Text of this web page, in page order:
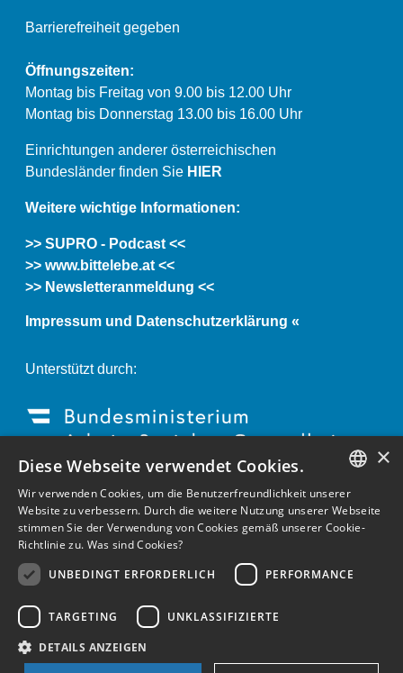
Barrierefreiheit gegeben
Öffnungszeiten:
Montag bis Freitag von 9.00 bis 12.00 Uhr
Montag bis Donnerstag 13.00 bis 16.00 Uhr
Einrichtungen anderer österreichischen
Bundesländer finden Sie HIER
Weitere wichtige Informationen:
>> SUPRO - Podcast <<
>> www.bittelebe.at <<
>> Newsletteranmeldung <<
Impressum und Datenschutzerklärung «
Unterstützt durch:
GERMAN
ENGLISH
×
Diese Webseite verwendet Cookies.
Wir verwenden Cookies, um die Benutzerfreundlichkeit unserer
Website zu verbessern. Durch die weitere Nutzung unserer Webseite
stimmen Sie der Verwendung von Cookies gemäß unserer Cookie-
Richtlinie zu. Was sind Cookies?
UNBEDINGT ERFORDERLICH
PERFORMANCE
TARGETING UNKLASSIFIZIERTE
DETAILS ANZEIGEN